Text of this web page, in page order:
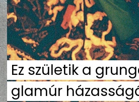
ZENE
MÉDIAAJÁNLAT
IMPRESSZUM
PR-ARCHÍVUM
ADATKEZELÉSI
Ez születik a
glamúr